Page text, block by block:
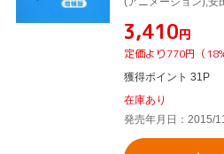
¥3,410円
定価より770円（
獲得ポイント 31P
在庫あり
発売年月日：2015/